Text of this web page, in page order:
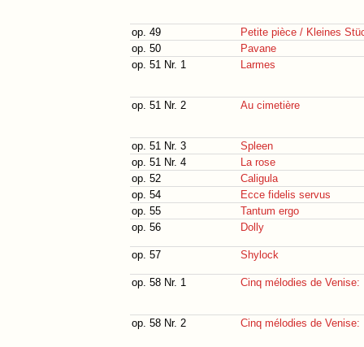
op. 49
Petite pièce / Kleines
op. 50
Pavane
op. 51 Nr. 1
Larmes
op. 51 Nr. 2 Au cimetière
op. 51 Nr. 3
Spleen
op. 51 Nr. 4
La rose
op. 52
Caligula
op. 54
Ecce fidelis servus
op. 55
Tantum ergo
op. 56
Dolly
op. 57 Shylock
op. 58 Nr. 1 Cinq mélodies de Venise:
op. 58 Nr. 2 Cinq mélodies de Venise: